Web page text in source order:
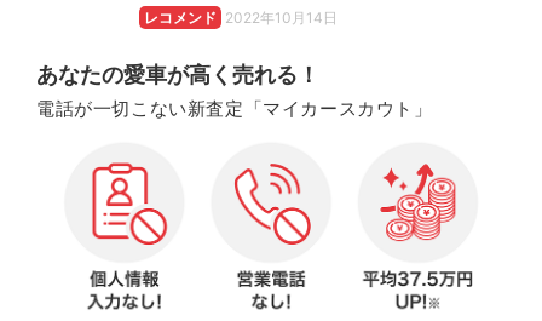
レコメンド 2022年10月14日
あなたの愛車が高く売れる！
電話が一切こない新査定「マイカースカウト」